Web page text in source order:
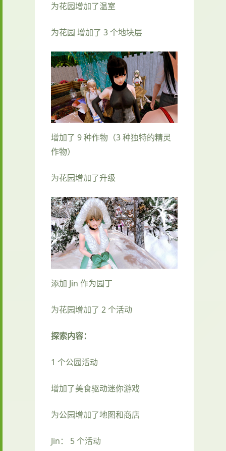
为花园增加了温室
为花园 增加了 3 个地块层
增加了 9 种作物（3 种独特的精灵
作物）
为花园增加了升级
添加 Jin 作为园丁
为花园增加了 2 个活动
探索内容：
1 个公园活动
增加了美食驱动迷你游戏
为公园增加了地图和商店
Jin： 5 个活动